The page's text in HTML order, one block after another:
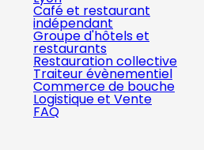
Café et restaurant
indépendant
Groupe d'hôtels et
restaurants
Restauration collective
Traiteur évènementiel
Commerce de bouche
Logistique et Vente
FAQ